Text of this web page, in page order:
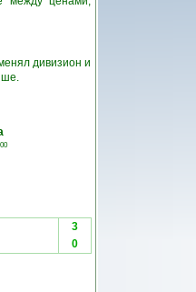
дивизион и
00
3
0